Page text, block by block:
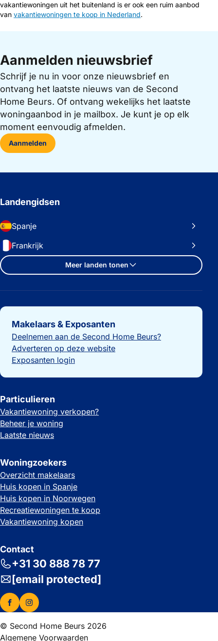
vakantiewoningen uit het buitenland is er ook een ruim aanbod
van vakantiewoningen te koop in Nederland.
Aanmelden nieuwsbrief
Schrijf je nu in voor onze nieuwsbrief en
ontvang het laatste nieuws van de Second
Home Beurs. Of ontvang wekelijks het laatste
woningaanbod in je mailbox. Je kunt je op elk
moment eenvoudig afmelden.
Aanmelden
Landengidsen
Spanje
Frankrijk
Meer landen tonen
Belangrijke links
Makelaars & Exposanten
Deelnemen aan de Second Home Beurs?
Adverteren op deze website
Exposanten login
Particulieren
Vakantiewoning verkopen?
Beheer je woning
Laatste nieuws
Woningzoekers
Overzicht makelaars
Huis kopen in Spanje
Huis kopen in Noorwegen
Recreatiewoningen te koop
Vakantiewoning kopen
Contact
+31 30 888 78 77
[email protected]
© Second Home Beurs 2026
Algemene Voorwaarden